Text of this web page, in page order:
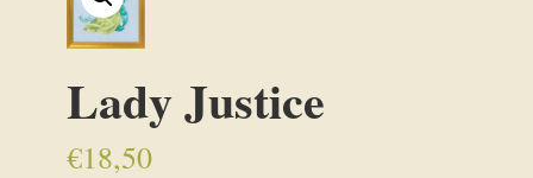
Lady Justice
€18,50